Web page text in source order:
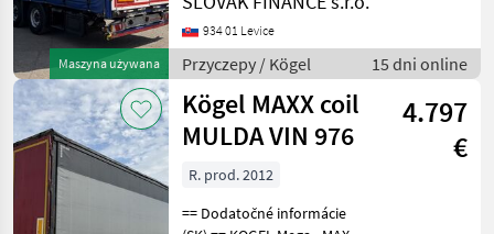
Przyczepy
Naczepy
Koegel
WYBIERZ
KATEGORIĘ
Kögel
Schmitz
Maszyna używana
korytom na zvitky r.v.
05/2015, kotúčové brzdy,
zdvíhacia náprava, mulda-
7, 2m, vnútorná výška- 3
934 01 Levice
Przyczepy / Kögel 15 dni online
Kögel MAXX coil
MULDA VIN 976
4.797
€
R. prod. 2012
== Dodatočné informácie